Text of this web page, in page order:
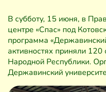
В субботу, 15 июня, в
центре «Спас» под
программа
активностях приняли
Народной Республики.
Державинский